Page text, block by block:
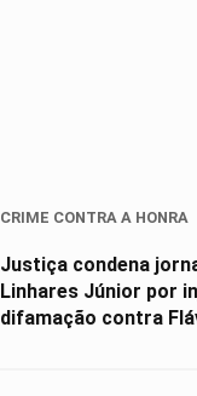
CRIME CONTRA A HONRA
Justiça condena
Linhares Júnior por
difamação contra